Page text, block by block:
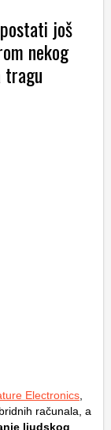
još
nekog
tragu
Electronics,
računala, a
ljudskog